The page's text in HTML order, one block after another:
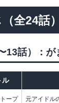
全24話）
13話）：が
ル
ープ 元アイドル